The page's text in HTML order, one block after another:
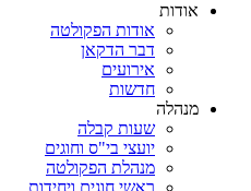
אודות
אודות הפקולטה
דבר הדקאן
אירועים
חדשות
מנהלה
שעות קבלה
יועצי בי"ס וחוגים
מנהלת הפקולטה
ראשי חוגים ויחידות